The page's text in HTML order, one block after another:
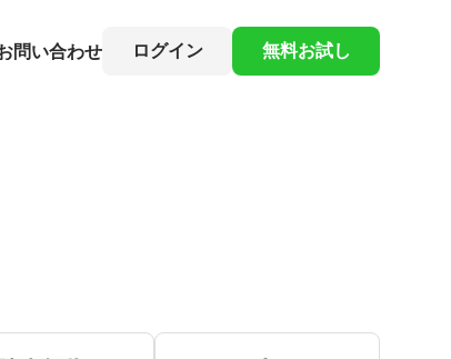
問い合わせ ログイン 無料お試し